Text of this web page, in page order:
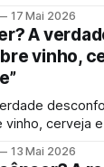
alimentam
17 Mai 2026
A
vinho,
vinho, cerveja
mais a
13 Mai 2026